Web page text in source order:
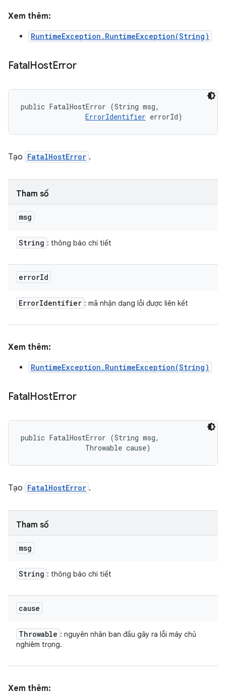
Xem thêm:
RuntimeException.RuntimeException(String)
FatalHostError
public FatalHostError (String msg,
ErrorIdentifier errorId)
Tạo FatalHostError .
Tham số
msg
String : thông báo chi tiết
errorId
ErrorIdentifier : mã nhận dạng lỗi được liên kết
Xem thêm:
RuntimeException.RuntimeException(String)
FatalHostError
public FatalHostError (String msg,
                Throwable cause)
Tạo FatalHostError .
Tham số
msg
String : thông báo chi tiết
cause
Throwable : nguyên nhân ban đầu gây ra lỗi máy chủ
nghiêm trọng.
Xem thêm: